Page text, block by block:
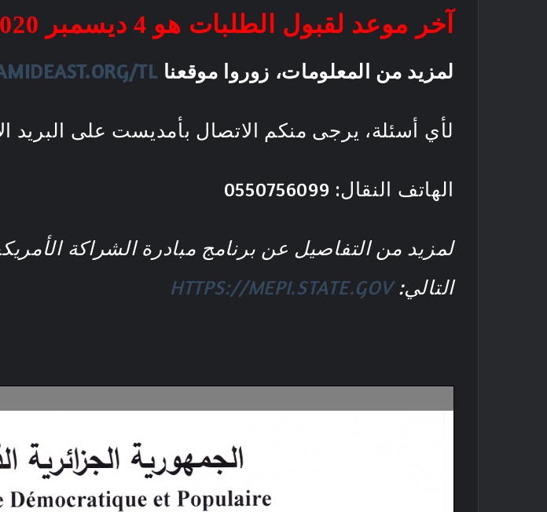
آخر موعد لقبول الطلبات هو 4 ديسمبر
لمزيد من المعلومات، زوروا موقعناTL
لأي أسئلة، يرجى منكم الاتصال بأمديست على البريد
الهاتف النقال: 0550756099
لمزيد من التفاصيل عن برنامج مبادرة الشراكة
التالي:HTTPS://MEPI.STATE.GOV